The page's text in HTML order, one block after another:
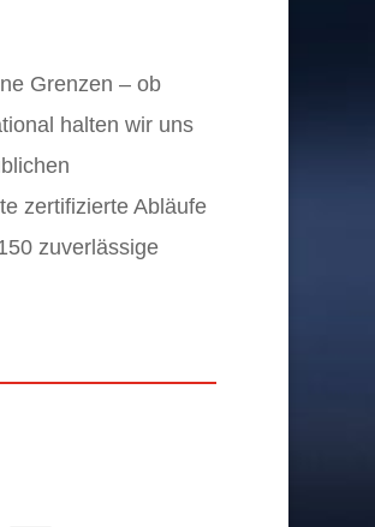
Grenzen – ob
halten wir uns
zertifizierte Abläufe
zuverlässige